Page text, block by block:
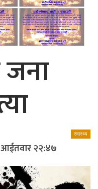
स्वास्थ्य
२२:४७